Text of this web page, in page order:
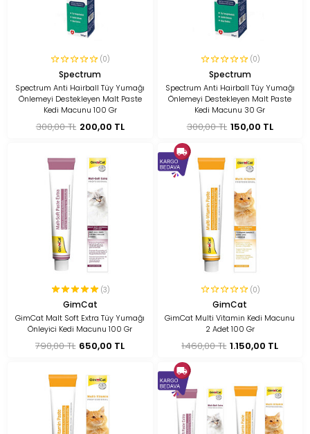
(0)
Spectrum
Spectrum Anti Hairball Tüy Yumağı
Önlemeyi Destekleyen Malt Paste
Kedi Macunu 100 Gr
300,00 TL 200,00 TL
(0)
Spectrum
Spectrum Anti Hairball Tüy Yumağı
Önlemeyi Destekleyen Malt Paste
Kedi Macunu 30 Gr
300,00 TL 150,00 TL
(3)
GimCat
GimCat Malt Soft Extra Tüy Yumağı
Önleyici Kedi Macunu 100 Gr
790,00 TL 650,00 TL
(0)
GimCat
GimCat Multi Vitamin Kedi Macunu
2 Adet 100 Gr
1.460,00 TL 1.150,00 TL